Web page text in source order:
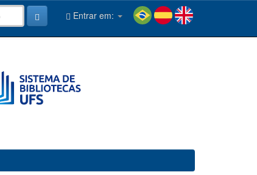
Entrar em: